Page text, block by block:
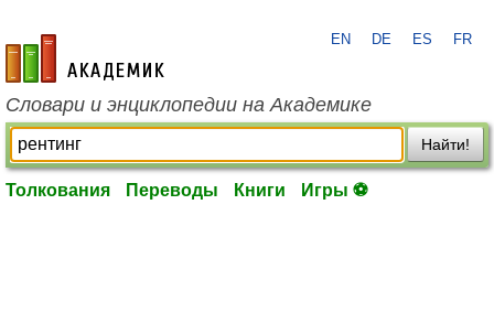
academic.ru
EN DE ES FR
Словари и энциклопедии на Академике
Найти!
Толкования Переводы Книги Игры ⚽